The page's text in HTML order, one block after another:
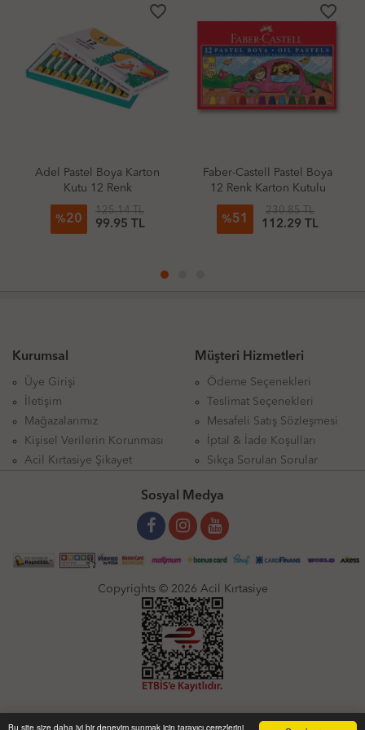
Bu site size daha iyi bir deneyim sunmak için tarayıcı çerezlerini
favorite_border
Adel Pastel Boya Karton
Kutu 12 Renk
%20
125.14 TL
99.95 TL
favorite_border
Faber-Castell Pastel Boya
12 Renk Karton Kutulu
%51
230.85 TL
112.29 TL
Kurumsal
Üye Girişi
İletişim
Mağazalarımız
Kişisel Verilerin Korunması
Acil Kırtasiye Şikayet
Müşteri Hizmetleri
Ödeme Seçenekleri
Teslimat Seçenekleri
Mesafeli Satış Sözleşmesi
İptal & İade Koşulları
Sıkça Sorulan Sorular
Sosyal Medya
Copyrights © 2026 Acil Kırtasiye